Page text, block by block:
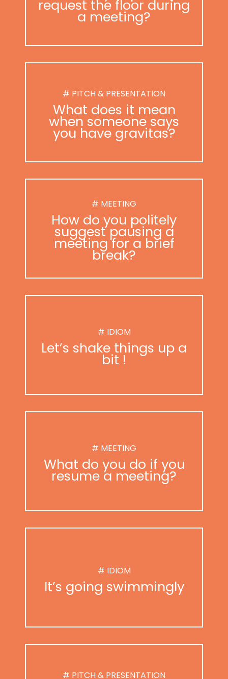
request the floor during
a meeting?
# PITCH & PRESENTATION
What does it mean
when someone says
you have gravitas?
# MEETING
How do you politely
suggest pausing a
meeting for a brief
break?
# IDIOM
Let’s shake things up a
bit !
# MEETING
What do you do if you
resume a meeting?
# IDIOM
It’s going swimmingly
# PITCH & PRESENTATION